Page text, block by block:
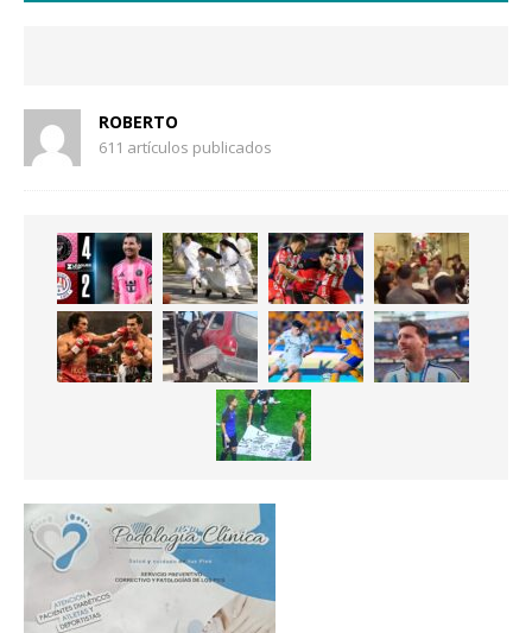
ROBERTO
611 artículos publicados